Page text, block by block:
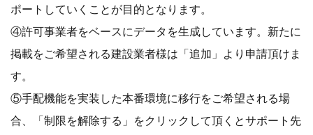
ポートしていくことが目的となります。
④許可事業者をベースにデータを生成しています。新たに
掲載をご希望される建設業者様は「追加」より申請頂けま
す。
⑤手配機能を実装した本番環境に移行をご希望される場
合、「制限を解除する」をクリックして頂くとサポート先